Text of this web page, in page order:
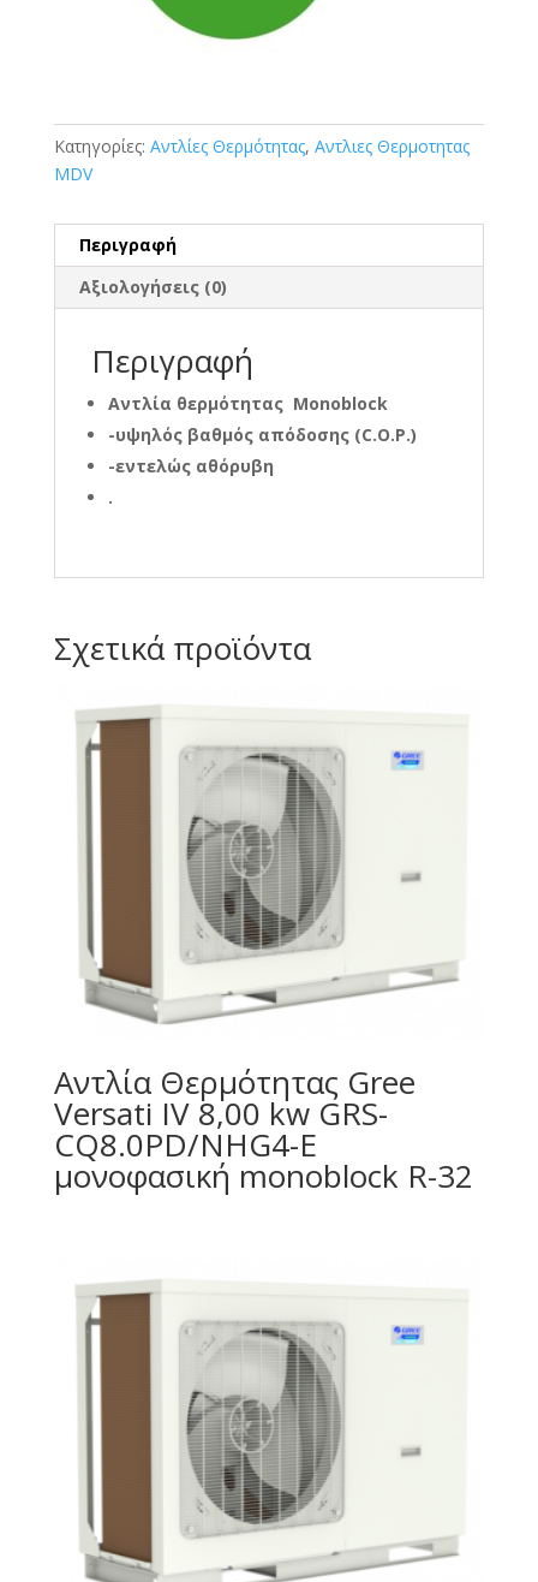
Κατηγορίες: Αντλίες Θερμότητας, Αντλιες Θερμοτητας
MDV
Περιγραφή
Αξιολογήσεις (0)
Περιγραφή
Αντλία θερμότητας Monoblock
-υψηλός βαθμός απόδοσης (C.O.P.)
-εντελώς αθόρυβη
.
Σχετικά προϊόντα
Αντλία Θερμότητας Gree
Versati IV 8,00 kw GRS-
CQ8.0PD/NHG4-E
μονοφασική monoblock R-32